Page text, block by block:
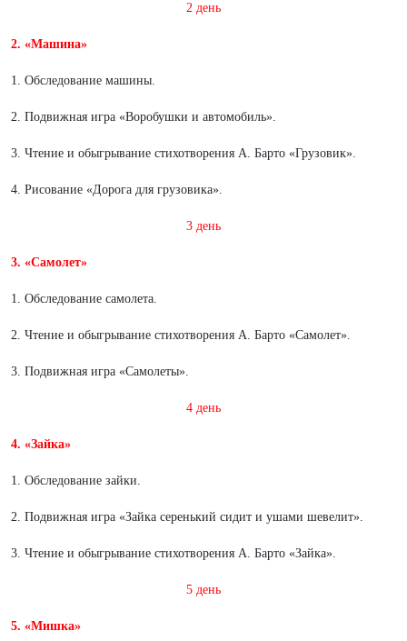
2 день
2. «Машина»
1. Обследование машины.
2. Подвижная игра «Воробушки и автомобиль».
3. Чтение и обыгрывание стихотворения А. Барто «Грузовик».
4. Рисование «Дорога для грузовика».
3 день
3. «Самолет»
1. Обследование самолета.
2. Чтение и обыгрывание стихотворения А. Барто «Самолет».
3. Подвижная игра «Самолеты».
4 день
4. «Зайка»
1. Обследование зайки.
2. Подвижная игра «Зайка серенький сидит и ушами шевелит».
3. Чтение и обыгрывание стихотворения А. Барто «Зайка».
5 день
5. «Мишка»